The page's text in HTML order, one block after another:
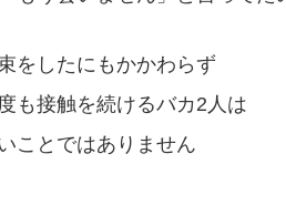
をしたにもかかわらず
も接触を続けるバカ2人は
ことではありません